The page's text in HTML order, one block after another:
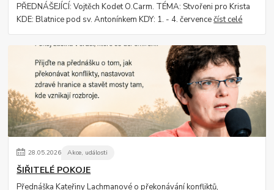
PŘEDNÁŠEJÍCÍ: Vojtěch Kodet O.Carm. TÉMA: Stvořeni pro Krista
KDE: Blatnice pod sv. Antonínkem KDY: 1. - 4. červencečíst celé
28.05.2026 Akce, události
ŠIŘITELÉ POKOJE
Přednáška Kateřiny Lachmanové o překonávání konfliktů,